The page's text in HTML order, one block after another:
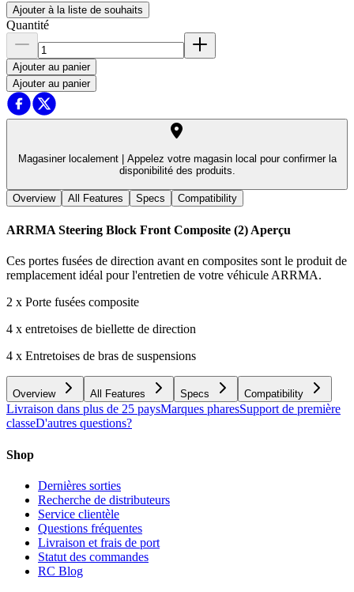
Ajouter à la liste de souhaits
Quantité
Ajouter au panier
Ajouter au panier
Magasiner localement |
Appelez votre magasin local pour confirmer la
disponibilité des produits.
Overview All Features Specs Compatibility
ARRMA Steering Block Front Composite (2) Aperçu
Ces portes fusées de direction avant en composites sont le produit de
remplacement idéal pour l'entretien de votre véhicule ARRMA.
2 x Porte fusées composite
4 x entretoises de biellette de direction
4 x Entretoises de bras de suspensions
Overview All Features Specs Compatibility
Livraison dans plus de 25 paysMarques pharesSupport de première
classeD'autres questions?
Shop
Dernières sorties
Recherche de distributeurs
Service clientèle
Questions fréquentes
Livraison et frais de port
Statut des commandes
RC Blog